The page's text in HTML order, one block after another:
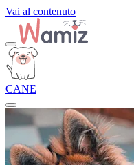
Vai al contenuto
CANE